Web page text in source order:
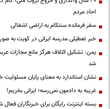
احاد مردم
سفر فرمانده سنتکام به اراضی اشغالی
خبر تعطیلی مدرسه ایرانی در کویت به
یمن: تشکیل ائتلاف هرگز مانع مجازات
شد
نشان استاندارد به معنای پایان
غریبه به دادمون نمی‌رسه؛ ایرانی بخریم!
بسته اینترنت رایگان برای خبرنگاران فعال